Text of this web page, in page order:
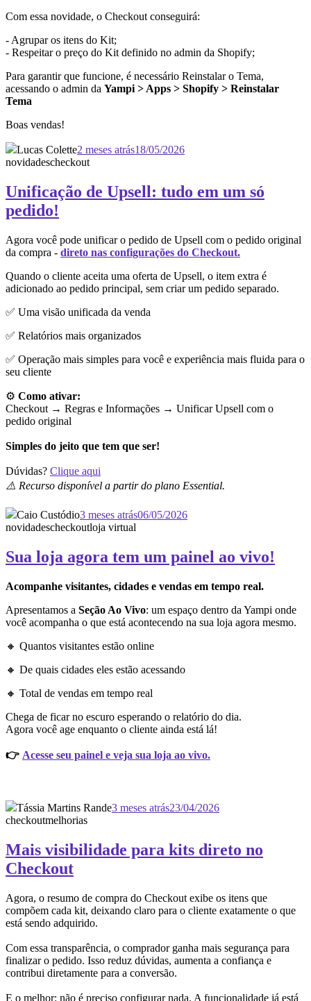
Com essa novidade, o Checkout conseguirá:
- Agrupar os itens do Kit;
- Respeitar o preço do Kit definido no admin da Shopify;
Para garantir que funcione, é necessário Reinstalar o Tema,
acessando o admin da Yampi > Apps > Shopify > Reinstalar
Tema
Boas vendas!
Lucas Colette2 meses atrás18/05/2026
novidadescheckout
Unificação de Upsell: tudo em um só
pedido!
Agora você pode unificar o pedido de Upsell com o pedido original
da compra - direto nas configurações do Checkout.
Quando o cliente aceita uma oferta de Upsell, o item extra é
adicionado ao pedido principal, sem criar um pedido separado.
✅ Uma visão unificada da venda
✅ Relatórios mais organizados
✅ Operação mais simples para você e experiência mais fluida para o
seu cliente
⚙️ Como ativar:
Checkout → Regras e Informações → Unificar Upsell com o
pedido original
Simples do jeito que tem que ser!
Dúvidas? Clique aqui
⚠️ Recurso disponível a partir do plano Essential.
Caio Custódio3 meses atrás06/05/2026
novidadescheckoutloja virtual
Sua loja agora tem um painel ao vivo!
Acompanhe visitantes, cidades e vendas em tempo real.
Apresentamos a Seção Ao Vivo: um espaço dentro da Yampi onde
você acompanha o que está acontecendo na sua loja agora mesmo.
🔸 Quantos visitantes estão online
🔸 De quais cidades eles estão acessando
🔸 Total de vendas em tempo real
Chega de ficar no escuro esperando o relatório do dia.
Agora você age enquanto o cliente ainda está lá!
👉 Acesse seu painel e veja sua loja ao vivo.
Tássia Martins Rande3 meses atrás23/04/2026
checkoutmelhorias
Mais visibilidade para kits direto no
Checkout
Agora, o resumo de compra do Checkout exibe os itens que
compõem cada kit, deixando claro para o cliente exatamente o que
está sendo adquirido.
Com essa transparência, o comprador ganha mais segurança para
finalizar o pedido. Isso reduz dúvidas, aumenta a confiança e
contribui diretamente para a conversão.
E o melhor: não é preciso configurar nada. A funcionalidade já está